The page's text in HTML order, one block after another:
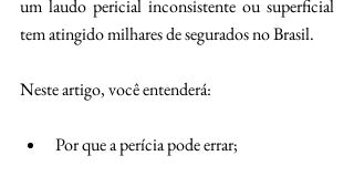
um laudo pericial inconsistente ou superficial
tem atingido milhares de segurados no Brasil.
Neste artigo, você entenderá:
Por que a perícia pode errar;